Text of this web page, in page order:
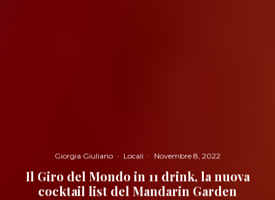
Giorgia Giuliano · Locali · Novembre 8, 2022
Il Giro del Mondo in 11 drink, la nuova
cocktail list del Mandarin Garden